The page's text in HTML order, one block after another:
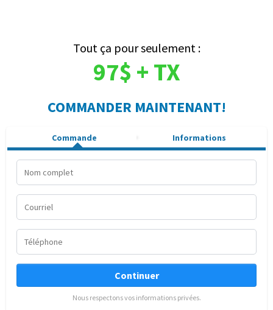
Tout ça pour seulement :
97$ + TX
COMMANDER MAINTENANT!
Commande Informations
Continuer
Nous respectons vos informations privées.